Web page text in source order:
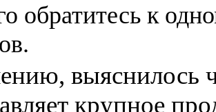
обратитесь к
выяснилось
крупное